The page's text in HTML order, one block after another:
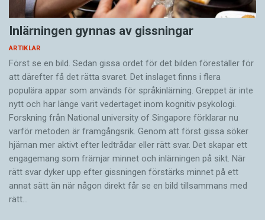
Inlärningen gynnas av gissningar
ARTIKLAR
Först se en bild. Sedan gissa ordet för det bilden föreställer för
att därefter få det rätta svaret. Det inslaget finns i flera
populära appar som används för språkinlärning. Greppet är inte
nytt och har länge varit vedertaget inom kognitiv psykologi.
Forskning från National university of Singa­pore förklarar nu
varför metoden är framgångsrik. Genom att först gissa ­söker
hjärnan mer aktivt ­efter ledtrådar eller rätt svar. Det skapar ett
engagemang som främjar minnet och inlärningen på sikt. När
rätt svar dyker upp efter gissningen förstärks minnet på ett
annat sätt än när någon direkt får se en bild tillsammans med
rätt…